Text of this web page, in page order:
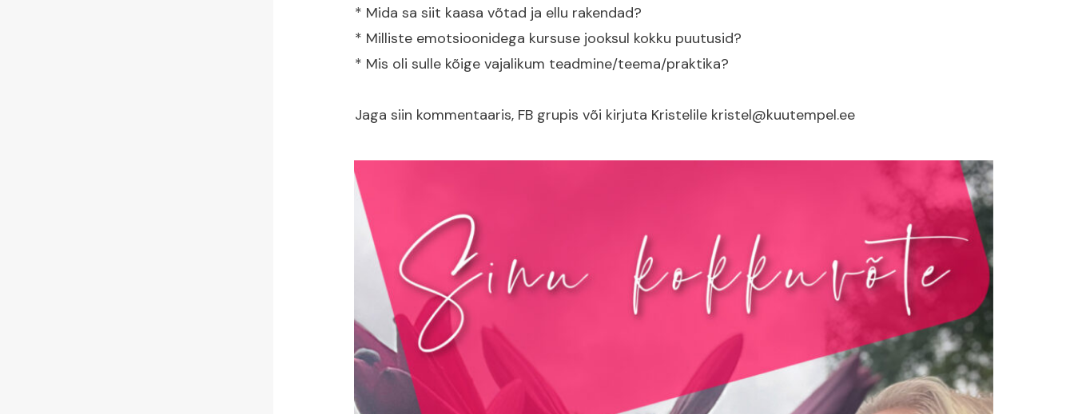
* Mida sa siit kaasa võtad ja ellu rakendad?
* Milliste emotsioonidega kursuse jooksul kokku puutusid?
* Mis oli sulle kõige vajalikum teadmine/teema/praktika?
Jaga siin kommentaaris, FB grupis või kirjuta Kristelile kristel@kuutempel.ee